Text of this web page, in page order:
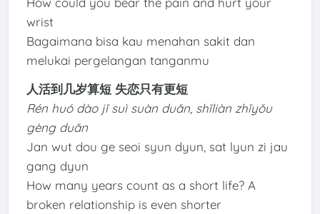
wrist
Bagaimana bisa kau menahan sakit dan
melukai pergelangan tanganmu
人活到几岁算短 失恋只有更短
Rén huó dào jǐ suì suàn duǎn, shīliàn zhǐyǒu
gèng duǎn
Jan wut dou ge seoi syun dyun, sat lyun zi jau
gang dyun
How many years count as a short life? A
broken relationship is even shorter